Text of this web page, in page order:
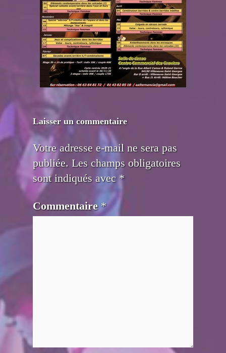
Laisser un commentaire
Votre adresse e-mail ne sera pas
publiée. Les champs obligatoires
sont indiqués avec *
Commentaire *